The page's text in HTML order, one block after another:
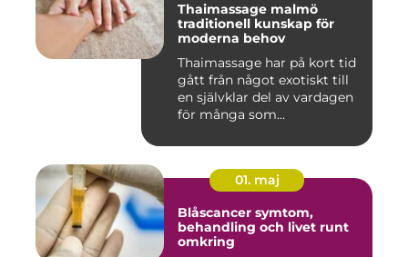
Thaimassage malmö
traditionell kunskap för
moderna behov
Thaimassage har på kort tid
gått från något exotiskt till
en självklar del av vardagen
för många som...
01. maj
Blåscancer symtom,
behandling och livet runt
omkring